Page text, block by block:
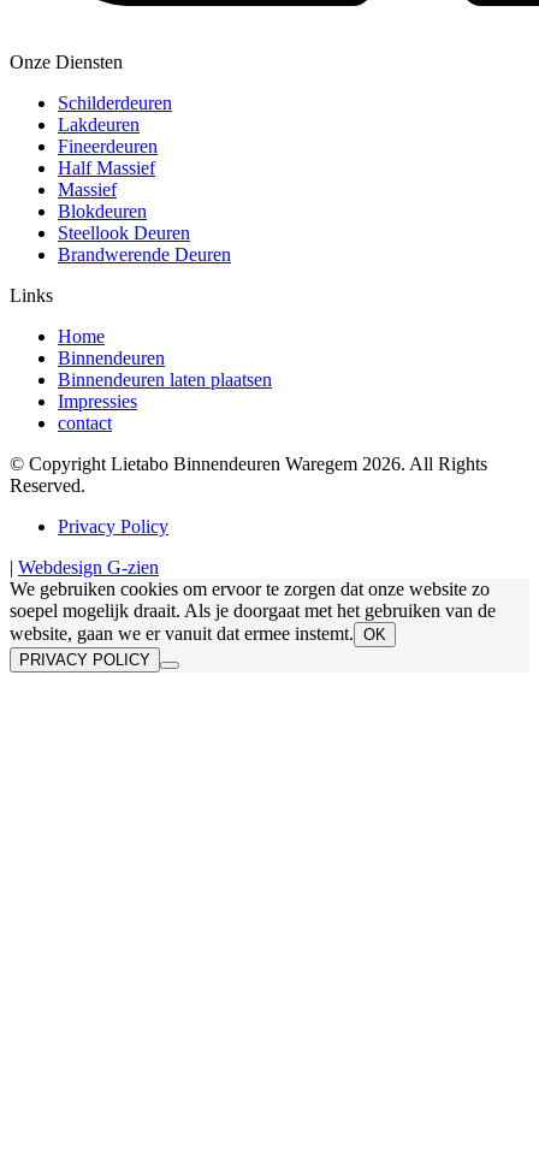
Onze Diensten
Schilderdeuren
Lakdeuren
Fineerdeuren
Half Massief
Massief
Blokdeuren
Steellook Deuren
Brandwerende Deuren
Links
Home
Binnendeuren
Binnendeuren laten plaatsen
Impressies
contact
© Copyright Lietabo Binnendeuren Waregem 2026. All Rights
Reserved.
Privacy Policy
| Webdesign G-zien
We gebruiken cookies om ervoor te zorgen dat onze website zo
soepel mogelijk draait. Als je doorgaat met het gebruiken van de
website, gaan we er vanuit dat ermee instemt. OK
PRIVACY POLICY